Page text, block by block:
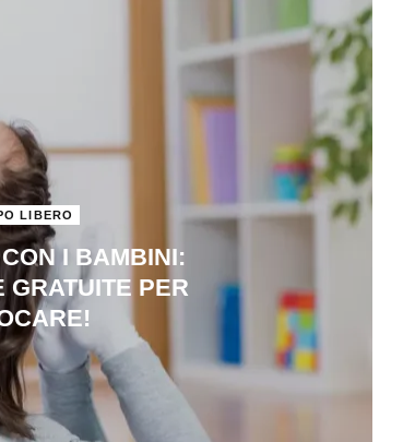
LIBERO
I BAMBINI:
GRATUITE PER